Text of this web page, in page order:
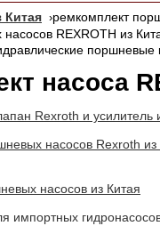
Китая ›ремкомплект
REXROTH из
насоса
Rexroth и усилитель
насосов Rexroth
насосов из Китая
импортных